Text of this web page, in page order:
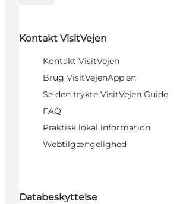
Kontakt VisitVejen
Kontakt VisitVejen
Brug VisitVejenApp'en
Se den trykte VisitVejen Guide
FAQ
Praktisk lokal information
Webtilgængelighed
Databeskyttelse